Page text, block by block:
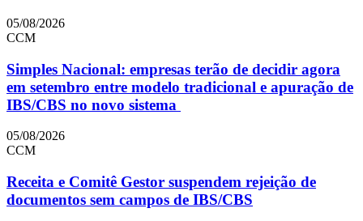
05/08/2026
CCM
Simples Nacional: empresas terão de decidir agora
em setembro entre modelo tradicional e apuração de
IBS/CBS no novo sistema
05/08/2026
CCM
Receita e Comitê Gestor suspendem rejeição de
documentos sem campos de IBS/CBS